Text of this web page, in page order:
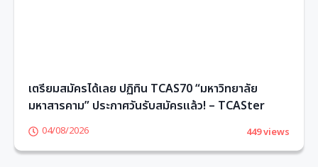
เตรียมสมัครได้เลย ปฏิทิน TCAS70 “มหาวิทยาลัย
มหาสารคาม” ประกาศวันรับสมัครแล้ว! – TCASter
04/08/2026 449 views